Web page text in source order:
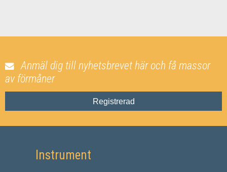
Anmäl dig till nyhetsbrevet här och få massor
av förmåner
Registrerad
Instrument